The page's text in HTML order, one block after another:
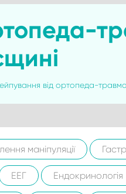
від ортопеда-
маніпуляції
ЕЕГ Ендокринологія